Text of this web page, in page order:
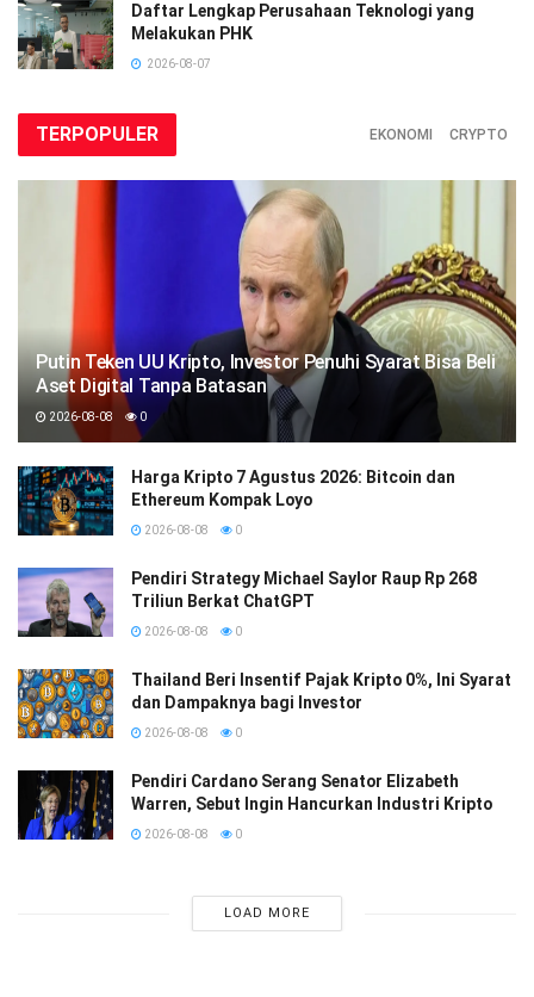
Daftar Lengkap Perusahaan Teknologi yang
Melakukan PHK
2026-08-07
TERPOPULER EKONOMI CRYPTO
Putin Teken UU Kripto, Investor Penuhi Syarat Bisa Beli
Aset Digital Tanpa Batasan
2026-08-08 0
Harga Kripto 7 Agustus 2026: Bitcoin dan
Ethereum Kompak Loyo
2026-08-08 0
Pendiri Strategy Michael Saylor Raup Rp 268
Triliun Berkat ChatGPT
2026-08-08 0
Thailand Beri Insentif Pajak Kripto 0%, Ini Syarat
dan Dampaknya bagi Investor
2026-08-08 0
Pendiri Cardano Serang Senator Elizabeth
Warren, Sebut Ingin Hancurkan Industri Kripto
2026-08-08 0
LOAD MORE